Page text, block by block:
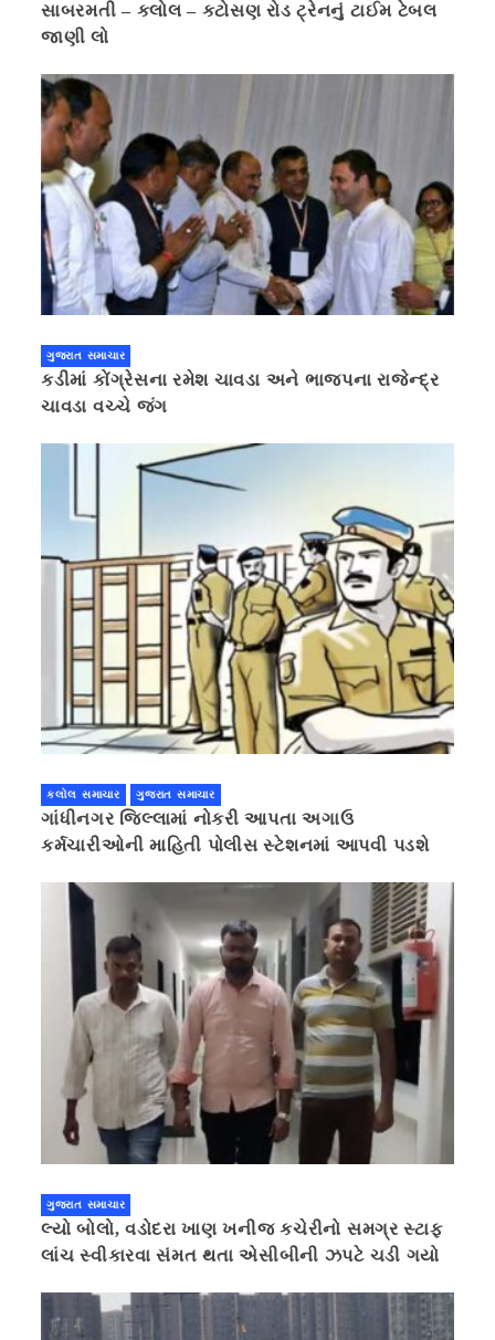
સાબરમતી – કલોલ – કટોસણ રોડ ટ્રેનનું ટાઈમ ટેબલ
જાણી લો
ગુજરાત સમાચાર
કડીમાં કોંગ્રેસના રમેશ ચાવડા અને ભાજપના રાજેન્દ્ર
ચાવડા વચ્ચે જંગ
કલોલ સમાચાર ગુજરાત સમાચાર
ગાંધીનગર જિલ્લામાં નોકરી આપતા અગાઉ
કર્મચારીઓની માહિતી પોલીસ સ્ટેશનમાં આપવી પડશે
ગુજરાત સમાચાર
લ્યો બોલો, વડોદરા ખાણ ખનીજ કચેરીનો સમગ્ર સ્ટાફ
લાંચ સ્વીકારવા સંમત થતા એસીબીની ઝપટે ચડી ગયો